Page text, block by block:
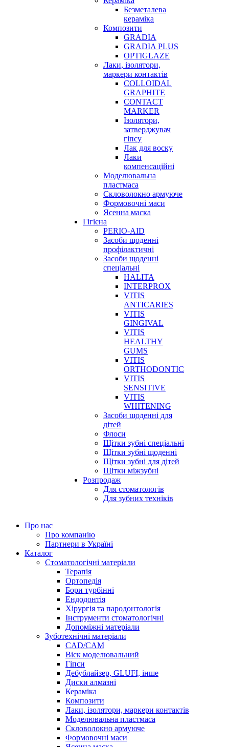
Безметалева
кераміка
Композити
GRADIA
GRADIA PLUS
OPTIGLAZE
Лаки, ізолятори,
маркери контактів
COLLOIDAL
GRAPHITE
CONTACT
MARKER
Ізолятори,
затверджувач
гіпсу
Лак для воску
Лаки
компенсаційні
Моделювальна
пластмаса
Скловолокно армуюче
Формовочні маси
Ясенна маска
Гігієна
PERIO-AID
Засоби щоденні
профілактичні
Засоби щоденні
спеціальні
HALITA
INTERPROX
VITIS
ANTICARIES
VITIS
GINGIVAL
VITIS
HEALTHY
GUMS
VITIS
ORTHODONTIC
VITIS
SENSITIVE
VITIS
WHITENING
Засоби щоденні для
дітей
Флоси
Щітки зубні спеціальні
Щітки зубні щоденні
Щітки зубні для дітей
Щітки міжзубні
Розпродаж
Для стоматологів
Для зубних техніків
Про нас
Про компанію
Партнери в Україні
Каталог
Стоматологічні матеріали
Терапія
Ортопедія
Бори турбінні
Ендодонтія
Хірургія та пародонтологія
Інструменти стоматологічні
Допоміжні матеріали
Зуботехнічні матеріали
CAD/CAM
Віск моделювальний
Гіпси
Дебублайзер, GLUFI, інше
Диски алмазні
Кераміка
Композити
Лаки, ізолятори, маркери контактів
Моделювальна пластмаса
Скловолокно армуюче
Формовочні маси